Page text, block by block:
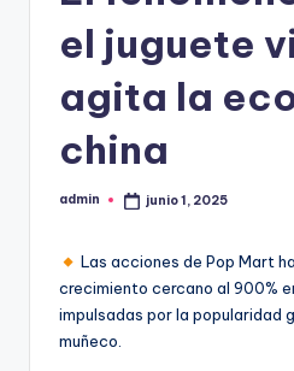
el juguete
agita la
china
Publicado
admin junio 1, 2025
Las acciones de Pop Mart
crecimiento cercano al 900%
impulsadas por la popularidad
muñeco.